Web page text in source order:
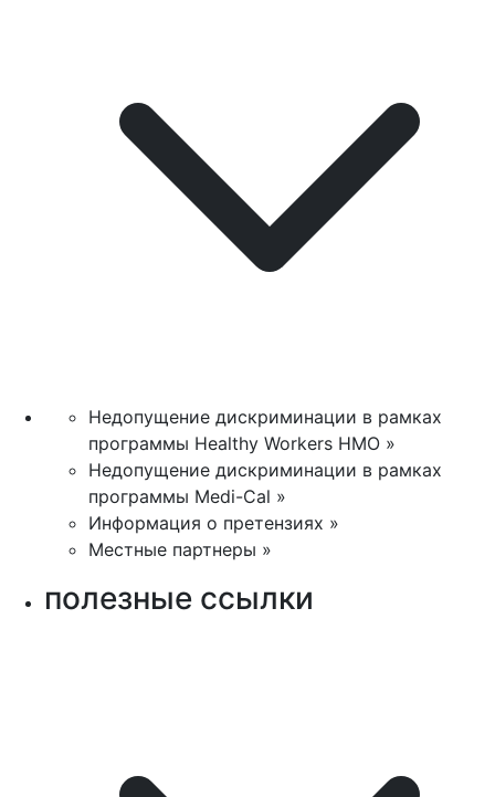
Недопущение дискриминации в рамках
программы Healthy Workers HMO »
Недопущение дискриминации в рамках
программы Medi-Cal »
Информация о претензиях »
Местные партнеры »
полезные ссылки